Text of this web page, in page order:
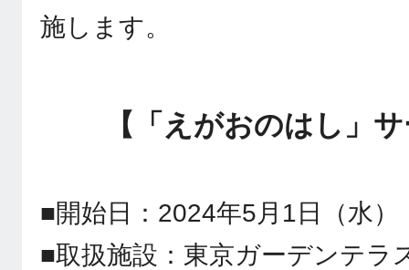
施します。
【「えがおのはし」
■開始日：2024年5月1日（水）
■取扱施設：東京ガーデンテ